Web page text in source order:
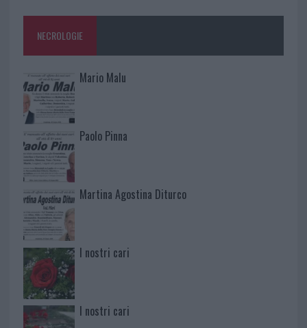
NECROLOGIE
Mario Malu
Paolo Pinna
Martina Agostina Diturco
I nostri cari
I nostri cari